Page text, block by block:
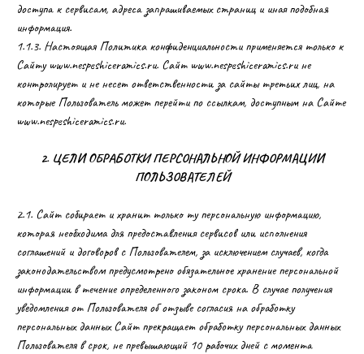
доступа к сервисам, адреса запрашиваемых страниц и иная подобная
информация.
1.1.3. Настоящая Политика конфиденциальности применяется только к
Сайту www.nespeshiceramics.ru. Сайт www.nespeshiceramics.ru не
контролирует и не несет ответственности за сайты третьих лиц, на
которые Пользователь может перейти по ссылкам, доступным на Сайте
www.nespeshiceramics.ru.
2. ЦЕЛИ ОБРАБОТКИ ПЕРСОНАЛЬНОЙ ИНФОРМАЦИИ
ПОЛЬЗОВАТЕЛЕЙ
2.1. Сайт собирает и хранит только ту персональную информацию,
которая необходима для предоставления сервисов или исполнения
соглашений и договоров с Пользователем, за исключением случаев, когда
законодательством предусмотрено обязательное хранение персональной
информации в течение определенного законом срока. В случае получения
уведомления от Пользователя об отзыве согласия на обработку
персональных данных Сайт прекращает обработку персональных данных
Пользователя в срок, не превышающий 10 рабочих дней с момента